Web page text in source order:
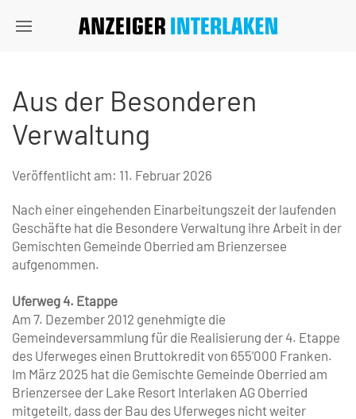
Aus der Besonderen
Verwaltung
Veröffentlicht am: 11. Februar 2026
Nach einer eingehenden Einarbeitungszeit der laufenden
Geschäfte hat die Besondere Verwaltung ihre Arbeit in der
Gemischten Gemeinde Oberried am Brienzersee
aufgenommen.
Uferweg 4. Etappe
Am 7. Dezember 2012 genehmigte die
Gemeindeversammlung für die Realisierung der 4. Etappe
des Uferweges einen Bruttokredit von 655’000 Franken.
Im März 2025 hat die Gemischte Gemeinde Oberried am
Brienzersee der Lake Resort Interlaken AG Oberried
mitgeteilt, dass der Bau des Uferweges nicht weiter